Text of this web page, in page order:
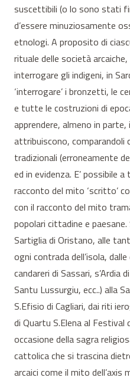
suscettibili (o lo sono stati
d’essere minuziosamente
etnologi. A proposito di
rituale delle società
interrogare gli indigeni, in
‘interrogare’ i bronzetti, le
e tutte le costruzioni di
apprendere, almeno in
attribuiscono, comparandoli
tradizionali (erroneamente
ed in evidenza. E’ possibile
racconto del mito ‘scritto’
con il racconto del mito
popolari cittadine e
Sartiglia di Oristano, alle
ogni contrada dell’isola,
candareri di Sassari, s’Ardia
Santu Lussurgiu, ecc..) alla
S.Efisio di Cagliari, dai riti
di Quartu S.Elena al Festival
occasione della sagra
cattolica che si trascina
arcaici come il mito dell’axis